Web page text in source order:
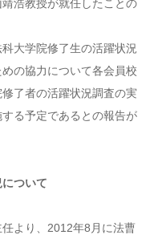
浩教授が就任したことの
大学院修了生の活躍状況
の協力について各会員校
了者の活躍状況調査の実
る予定であるとの報告が
ついて
より、2012年8月に法曹